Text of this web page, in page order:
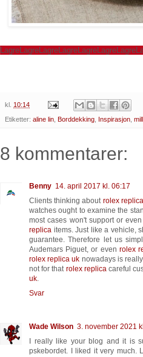
LagreLagreLagreLagreLagreLagreLagre
kl. 10:14
Etiketter: aline lin Borddekking Inspirasjon
8 kommentarer:
Benny 14. april 2017 kl. 06:17
Clients thinking about rolex replica
watches ought to examine the
most cases won't support or
replica items. Just like a vehicle,
guarantee. Therefore let us
Audemars Piguet, or even rolex
rolex replica uk nowadays is
not for that rolex replicacareful
uk.
Svar
Wade Wilson 3. november 2021
I really like your blog and it is
pskebordet. I liked it very much.